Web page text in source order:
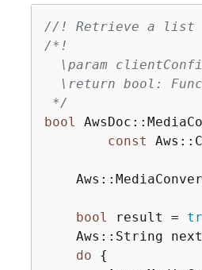
//! Retrieve a list
/*!
\param
\return bool:
*/
bool
const
    Aws::
bool result =
Aws::String
do
{